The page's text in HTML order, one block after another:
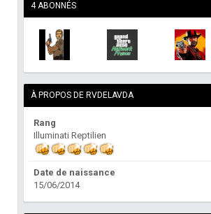
4 ABONNÉS
À PROPOS DE RVDELAVDA
Rang
Illuminati Reptilien
Date de naissance
15/06/2014